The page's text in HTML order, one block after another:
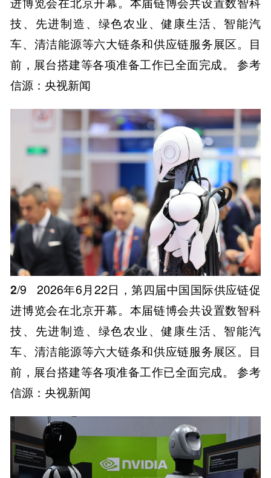
技、先进制造、绿色农业、健康生活、智能汽
车、清洁能源等六大链条和供应链服务展区。目
前，展台搭建等各项准备工作已全面完成。 参考
信源：央视新闻
2/9
2026年6月22日，第四届中国国际供应链促
进博览会在北京开幕。本届链博会共设置数智科
技、先进制造、绿色农业、健康生活、智能汽
车、清洁能源等六大链条和供应链服务展区。目
前，展台搭建等各项准备工作已全面完成。 参考
信源：央视新闻